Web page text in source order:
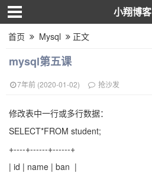
小翔博客
首页 Mysql 正文
mysql第五课
7年前 (2020-01-02) 抢沙发
修改表中一行或多行数据：
SELECT*FROM student;
+----+------+------+
| id | name | ban |